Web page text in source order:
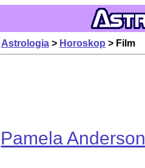
Astrologia> Horoskop > Film
Pamela